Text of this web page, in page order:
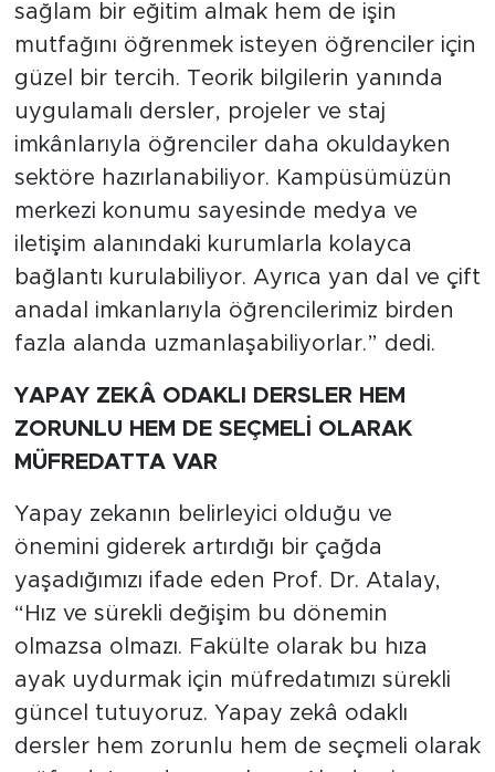
sağlam bir eğitim almak hem de işin
mutfağını öğrenmek isteyen öğrenciler için
güzel bir tercih. Teorik bilgilerin yanında
uygulamalı dersler, projeler ve staj
imkânlarıyla öğrenciler daha okuldayken
sektöre hazırlanabiliyor. Kampüsümüzün
merkezi konumu sayesinde medya ve
iletişim alanındaki kurumlarla kolayca
bağlantı kurulabiliyor. Ayrıca yan dal ve çift
anadal imkanlarıyla öğrencilerimiz birden
fazla alanda uzmanlaşabiliyorlar.” dedi.
YAPAY ZEKÂ ODAKLI DERSLER HEM
ZORUNLU HEM DE SEÇMELİ OLARAK
MÜFREDATTA VAR
Yapay zekanın belirleyici olduğu ve
önemini giderek artırdığı bir çağda
yaşadığımızı ifade eden Prof. Dr. Atalay,
“Hız ve sürekli değişim bu dönemin
olmazsa olmazı. Fakülte olarak bu hıza
ayak uydurmak için müfredatımızı sürekli
güncel tutuyoruz. Yapay zekâ odaklı
dersler hem zorunlu hem de seçmeli olarak